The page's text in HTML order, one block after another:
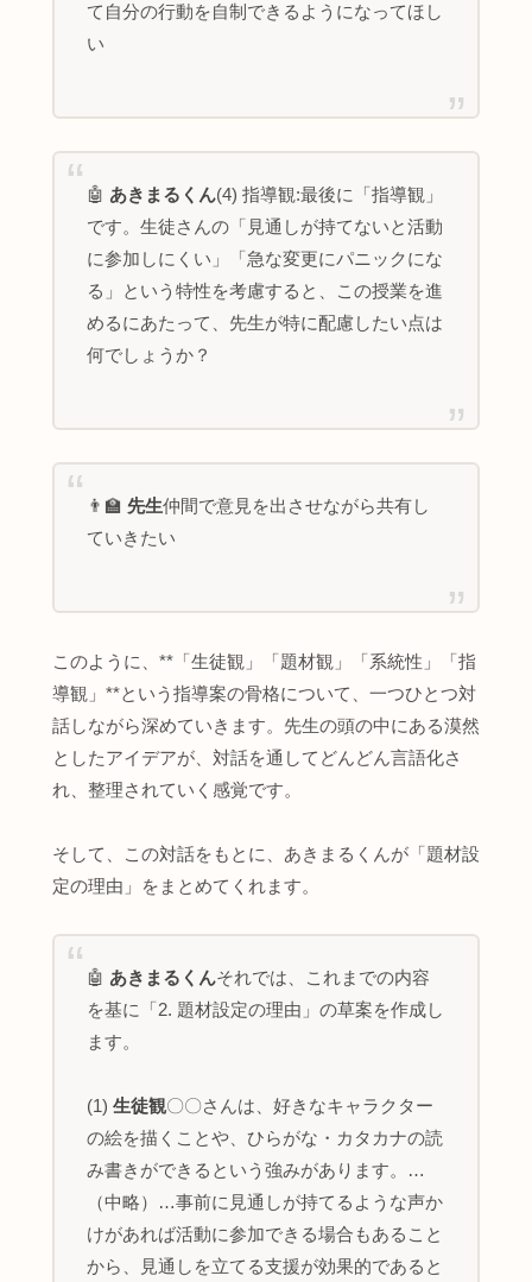
て自分の行動を自制できるようになってほし
い
🤖 あきまるくん(4) 指導観:最後に「指導観」
です。生徒さんの「見通しが持てないと活動
に参加しにくい」「急な変更にパニックにな
る」という特性を考慮すると、この授業を進
めるにあたって、先生が特に配慮したい点は
何でしょうか？
👨‍🏫 先生仲間で意見を出させながら共有し
ていきたい
このように、**「生徒観」「題材観」「系統性」「指
導観」**という指導案の骨格について、一つひとつ対
話しながら深めていきます。先生の頭の中にある漠然
としたアイデアが、対話を通してどんどん言語化さ
れ、整理されていく感覚です。
そして、この対話をもとに、あきまるくんが「題材設
定の理由」をまとめてくれます。
🤖 あきまるくんそれでは、これまでの内容
を基に「2. 題材設定の理由」の草案を作成し
ます。
(1) 生徒観〇〇さんは、好きなキャラクター
の絵を描くことや、ひらがな・カタカナの読
み書きができるという強みがあります。…
（中略）…事前に見通しが持てるような声か
けがあれば活動に参加できる場合もあること
から、見通しを立てる支援が効果的であると